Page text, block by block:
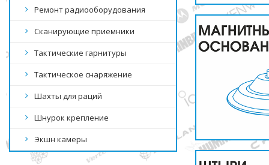
Ремонт радиооборудования
Сканирующие приемники
Тактические гарнитуры
Тактическое снаряжение
Шахты для раций
Шнурок крепление
Экшн камеры